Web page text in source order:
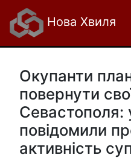
Нова Хвиля
Окупанти
повернути
Севастополя:
повідомили
активність